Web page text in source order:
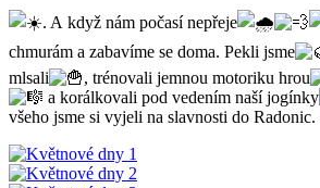
. A když nám počasí nepřeje
chmurám a zabavíme se doma. Pekli jsme
mlsali
, trénovali jemnou motoriku hrou
a korálkovali pod vedením naší jogínky
všeho jsme si vyjeli na slavnosti do Radonic.